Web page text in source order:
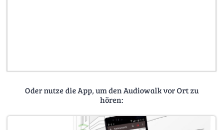
Oder nutze die App, um den Audiowalk vor Ort zu
hören: